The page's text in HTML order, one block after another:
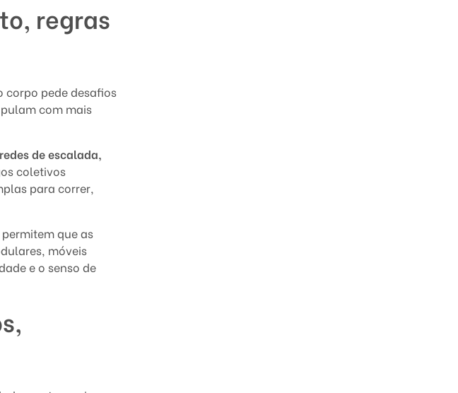
regras
corpo pede desafios
com mais
de escalada,
coletivos
para correr,
que as
móveis
e o senso de